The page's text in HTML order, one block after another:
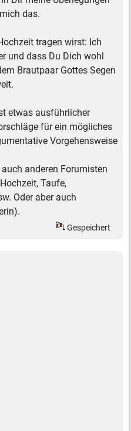
das.
tragen wirst: Ich
und dass Du Dich wohl
Brautpaar Gottes Segen
etwas ausführlicher
für ein mögliches
Vorgehensweise
anderen Forumisten
Taufe,
Oder aber auch
Gespeichert